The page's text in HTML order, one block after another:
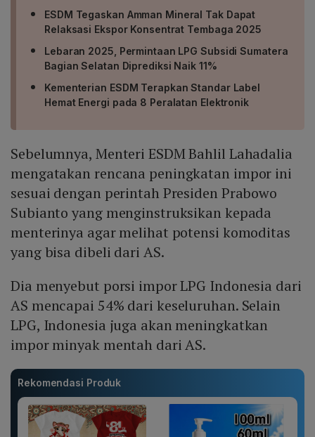
ESDM Tegaskan Amman Mineral Tak Dapat
Relaksasi Ekspor Konsentrat Tembaga 2025
Lebaran 2025, Permintaan LPG Subsidi Sumatera
Bagian Selatan Diprediksi Naik 11%
Kementerian ESDM Terapkan Standar Label
Hemat Energi pada 8 Peralatan Elektronik
Sebelumnya, Menteri ESDM Bahlil Lahadalia
mengatakan rencana peningkatan impor ini
sesuai dengan perintah Presiden Prabowo
Subianto yang menginstruksikan kepada
menterinya agar melihat potensi komoditas
yang bisa dibeli dari AS.
Dia menyebut porsi impor LPG Indonesia dari
AS mencapai 54% dari keseluruhan. Selain
LPG, Indonesia juga akan meningkatkan
impor minyak mentah dari AS.
Rekomendasi Produk